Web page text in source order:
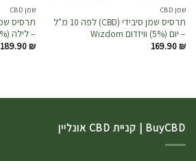
שמן CBD
תרסיס שמן סיבידי (CBD) לפה 10 מ"ל
– יום (5%) וויזדום Wizdom
169.90 ₪
שמן CBD
– לילה (20%) וויזדום Wizdom
189.90 ₪
BuyCBD | קניית CBD אונליין